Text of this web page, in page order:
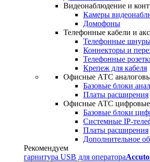
Видеонаблюдение и
Камеры
Домофоны
Телефонные кабели и
Телефонные
Коннекторы и
Телефонные
Крепеж для кабеля
Офисные АТС
Базовые блоки
Платы расширения
Офисные АТС цифровые
Базовые блоки
Системные IP-
Платы расширения
Дополнительное
Рекомендуем
гарнитура USB для оператора